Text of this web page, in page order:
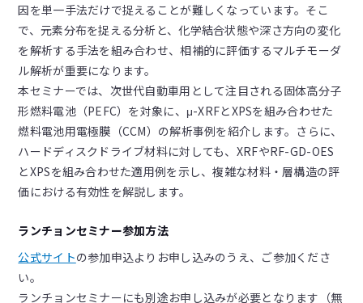
因を単一手法だけで捉えることが難しくなっています。そこ
で、元素分布を捉える分析と、化学結合状態や深さ方向の変化
を解析する手法を組み合わせ、相補的に評価するマルチモーダ
ル解析が重要になります。
本セミナーでは、次世代自動車用として注目される固体高分子
形燃料電池（PEFC）を対象に、μ-XRFとXPSを組み合わせた
燃料電池用電極膜（CCM）の解析事例を紹介します。さらに、
ハードディスクドライブ材料に対しても、XRFやRF-GD-OES
とXPSを組み合わせた適用例を示し、複雑な材料・層構造の評
価における有効性を解説します。
ランチョンセミナー参加方法
公式サイトの参加申込よりお申し込みのうえ、ご参加くださ
い。
ランチョンセミナーにも別途お申し込みが必要となります（無